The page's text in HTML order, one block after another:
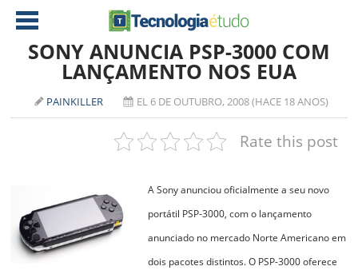
AMD
NVIDIA
SOFTWARE
TABLETS
NOKIA
DOWNLOADS
ANÁLISE
SONY ANUNCIA PSP-3000 COM
LANÇAMENTO NOS EUA
PAINKILLER EL 6 DE OUTUBRO, 2008 (HACE 18 ANOS)
Rate this post
A Sony anunciou oficialmente a seu novo
portátil PSP-3000, com o lançamento
anunciado no mercado Norte Americano em
dois pacotes distintos. O PSP-3000 oferece